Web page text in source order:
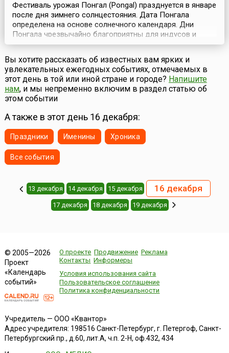
Фестиваль урожая Понгал (Pongal) празднуется в январе
после дня зимнего солнцестояния. Дата Понгала
определена на основе солнечного календаря. Дни
Понгала чрезвычайно благоприятны для индусов и
астрономически важны — ежегодно в период с 14 по 16
января солнце начинает свое шестимесячное
путешествие на север (Uttarayana), переходя в созвездие
Козерога.Это небесное событие и празднуется в Южной
...
Вы хотите рассказать об известных вам ярких и
увлекательных ежегодных событиях, отмечаемых в
этот день в той или иной стране и городе? Напишите
нам, и мы непременно включим в раздел статью об
этом событии
А также в этот день 16 декабря:
Праздники Именины Хроника
Все события
13 декабря 14 декабря 15 декабря 16 декабря
17 декабря 18 декабря 19 декабря
© 2005—2026
Проект
«Календарь
событий»
О проекте Продвижение Реклама
Контакты Информеры
Условия использования сайта
Пользовательское соглашение
Политика конфиденциальности
Учредитель — ООО «Квантор»
Адрес учредителя: 198516 Санкт-Петербург, г. Петергоф, Санкт-
Петербургский пр., д.60, лит.А, ч.п. 2-Н, оф.432, 434